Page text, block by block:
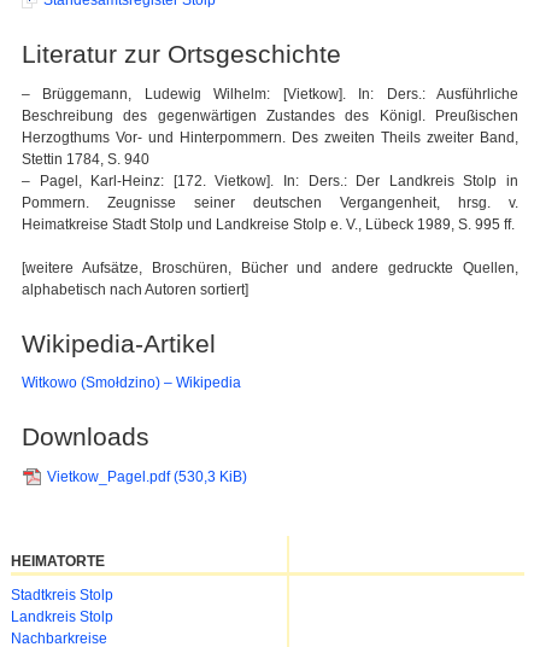
Literatur zur Ortsgeschichte
– Brüggemann, Ludewig Wilhelm: [Vietkow]. In: Ders.: Ausführliche
Beschreibung des gegenwärtigen Zustandes des Königl. Preußischen
Herzogthums Vor- und Hinterpommern. Des zweiten Theils zweiter Band,
Stettin 1784, S. 940
– Pagel, Karl-Heinz: [172. Vietkow]. In: Ders.: Der Landkreis Stolp in
Pommern. Zeugnisse seiner deutschen Vergangenheit, hrsg. v.
Heimatkreise Stadt Stolp und Landkreise Stolp e. V., Lübeck 1989, S. 995 ff.
[weitere Aufsätze, Broschüren, Bücher und andere gedruckte Quellen,
alphabetisch nach Autoren sortiert]
Wikipedia-Artikel
Witkowo (Smołdzino) – Wikipedia
Downloads
Vietkow_Pagel.pdf(530,3 KiB)
HEIMATORTE
Navigation
überspringen
Stadtkreis Stolp
Landkreis Stolp
Nachbarkreise